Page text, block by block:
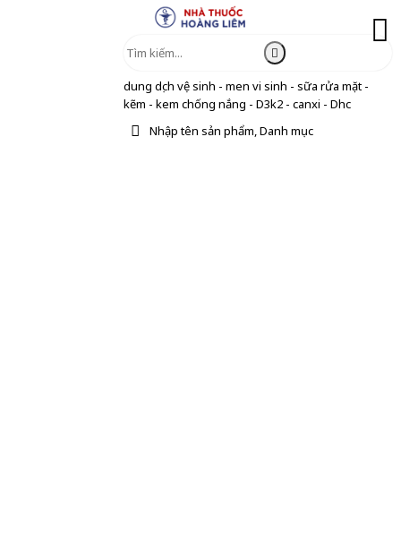
dung dịch vệ sinh - men vi sinh - sữa rửa mặt -
kẽm - kem chống nắng - D3k2 - canxi - Dhc
Nhập tên sản phẩm, Danh mục